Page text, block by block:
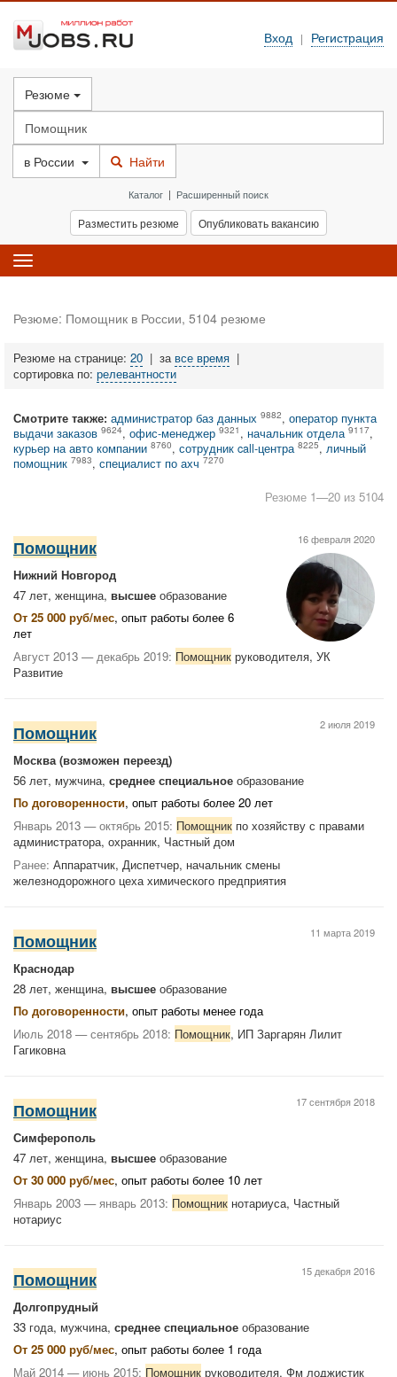
Вход | Регистрация
Резюме
в России Найти
Каталог | Расширенный поиск
Разместить резюме Опубликовать вакансию
Toggle
navigation
Резюме: Помощник в России, 5104 резюме
Резюме на странице: 20 | за все время |
сортировка по: релевантности
Смотрите также: администратор баз данных 9882, оператор пункта
выдачи заказов 9624, офис-менеджер 9321 , начальник отдела 9117,
курьер на авто компании 8760, сотрудник call-центра 8225, личный
помощник 7983, специалист по ахч 7270
Резюме 1—20 из 5104
16 февраля 2020
Помощник
Нижний Новгород
47 лет, женщина, высшее образование
От 25 000 руб/мес, опыт работы более 6
лет
Август 2013 — декабрь 2019: Помощник руководителя, УК
Развитие
2 июля 2019
Помощник
Москва(возможен переезд)
56 лет, мужчина, среднее специальное образование
По договоренности, опыт работы более 20 лет
Январь 2013 — октябрь 2015: Помощник по хозяйству с правами
администратора, охранник, Частный дом
Ранее: Аппаратчик, Диспетчер, начальник смены
железнодорожного цеха химического предприятия
11 марта 2019
Помощник
Краснодар
28 лет, женщина, высшее образование
По договоренности, опыт работы менее года
Июль 2018 — сентябрь 2018: Помощник, ИП Заргарян Лилит
Гагиковна
17 сентября 2018
Помощник
Симферополь
47 лет, женщина, высшее образование
От 30 000 руб/мес, опыт работы более 10 лет
Январь 2003 — январь 2013: Помощник нотариуса, Частный
нотариус
15 декабря 2016
Помощник
Долгопрудный
33 года, мужчина, среднее специальное образование
От 25 000 руб/мес, опыт работы более 1 года
Май 2014 — июнь 2015: Помощник руководителя, Фм лоджистик